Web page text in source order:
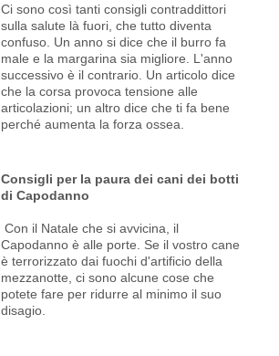
Ci sono così tanti consigli contraddittori
sulla salute là fuori, che tutto diventa
confuso. Un anno si dice che il burro fa
male e la margarina sia migliore. L'anno
successivo è il contrario. Un articolo dice
che la corsa provoca tensione alle
articolazioni; un altro dice che ti fa bene
perché aumenta la forza ossea.
Consigli per la paura dei cani dei botti
di Capodanno
Con il Natale che si avvicina, il
Capodanno è alle porte. Se il vostro cane
è terrorizzato dai fuochi d'artificio della
mezzanotte, ci sono alcune cose che
potete fare per ridurre al minimo il suo
disagio.